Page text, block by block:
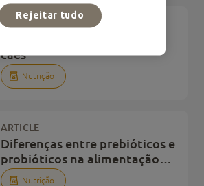
ARTICLE
Os 9 alimentos proibidos aos
cães
Nutrição
ARTICLE
Diferenças entre prebióticos e
probióticos na alimentação
dos cães
Nutrição
Rejeitar tudo